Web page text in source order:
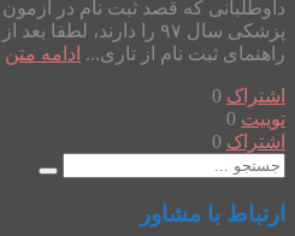
داوطلبانی که قصد ثبت نام در
پزشکی سال ۹۷ را دارند،
راهنمای ثبت نام از تاری... ادامه متن
اشتراک 0
توییت 0
اشتراک 0
ارتباط با مشاور